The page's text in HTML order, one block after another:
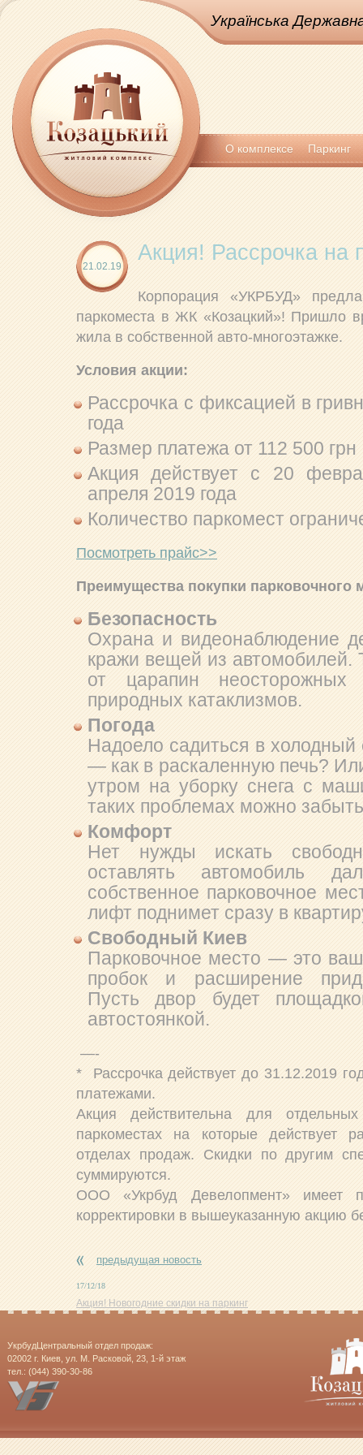
Українська
О комплексе Паркинг
21.02.19
Акция! Рассрочка на
Корпорация «УКРБУД»
паркоместа в ЖК «Козацкий»! Пришло
жила в собственной авто-многоэтажке.
Условия акции:
Рассрочка с фиксацией в
года
Размер платежа от 112 500 грн
Акция действует с 20
апреля 2019 года
Количество паркомест
Посмотреть прайс>>
Преимущества покупки парковочного
Безопасность
Охрана и видеонаблюдение
кражи вещей из
от царапин
природных катаклизмов.
Погода
Надоело садиться в
— как в раскаленную печь?
утром на уборку снега с
таких проблемах можно
Комфорт
Нет нужды искать
оставлять автомобиль
собственное парковочное
лифт поднимет сразу в
Свободный Киев
Парковочное место — это
пробок и расширение
Пусть двор будет
автостоянкой.
—-
* Рассрочка действует до 31.12.2019
платежами.
Акция действительна для
паркоместах на которые действует
отделах продаж. Скидки по другим
суммируются.
ООО «Укрбуд Девелопмент» имеет
корректировки в вышеуказанную акцию
предыдущая новость
17/12/18
Акция! Новогодние скидки на паркинг
УкрбудЦентральный отдел продаж:
02002 г. Киев, ул. М. Расковой, 23, 1-й этаж
тел.: (044) 390-30-86